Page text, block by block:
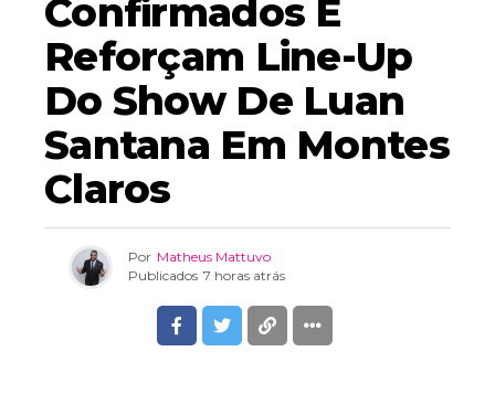
Confirmados E
Reforçam Line-Up
Do Show De Luan
Santana Em Montes
Claros
Por Matheus Mattuvo
Publicados 7 horas atrás